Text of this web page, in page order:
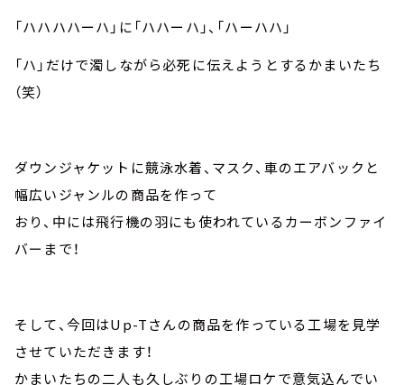
「ハハハハーハ」に「ハハーハ」、「ハーハハ」
「ハ」だけで濁しながら必死に伝えようとするかまいたち
（笑）
ダウンジャケットに競泳水着、マスク、車のエアバックと
幅広いジャンルの商品を作って
おり、中には飛行機の羽にも使われているカーボンファイ
バーまで！
そして、今回はUp-Tさんの商品を作っている工場を見学
させていただきます！
かまいたちの二人も久しぶりの工場ロケで意気込んでい